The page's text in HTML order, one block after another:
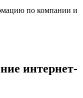
по компании и
интернет-